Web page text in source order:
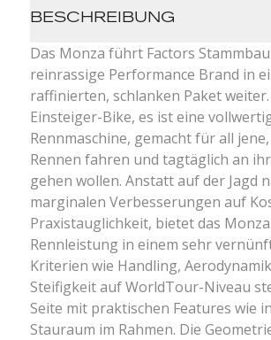
BESCHREIBUNG
Das Monza führt Factors
reinrassige Performance Brand in
raffinierten, schlanken Paket
Einsteiger-Bike, es ist eine
Rennmaschine, gemacht für all
Rennen fahren und tagtäglich an
gehen wollen. Anstatt auf der Jagd
marginalen Verbesserungen auf
Praxistauglichkeit, bietet das
Rennleistung in einem sehr
Kriterien wie Handling,
Steifigkeit auf WorldTour-Niveau
Seite mit praktischen Features wie
Stauraum im Rahmen. Die